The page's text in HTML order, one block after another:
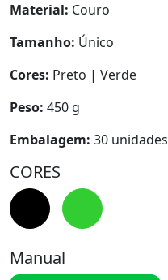
Material: Couro
Tamanho: Único
Cores: Preto | Verde
Peso: 450 g
Embalagem: 30 unidades
CORES
Manual